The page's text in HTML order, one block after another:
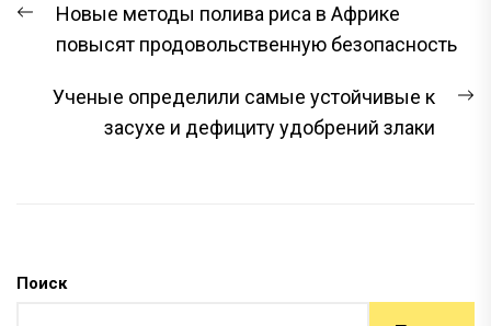
ПО
ЗАПИСЯМ
Предыдущая
запись:
Новые методы полива риса в Африке
повысят продовольственную безопасность
Ученые определили самые устойчивые к
засухе и дефициту удобрений злаки
Поиск